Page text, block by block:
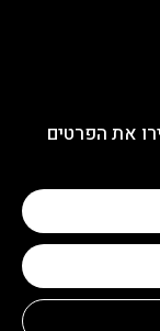
את הפרטים